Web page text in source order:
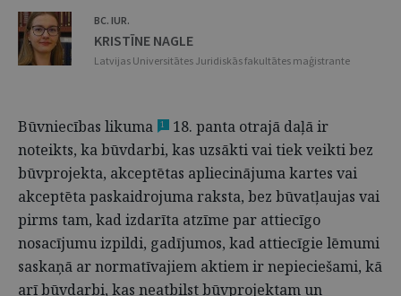
BC. IUR.
KRISTĪNE NAGLE
Latvijas Universitātes Juridiskās fakultātes maģistrante
Būvniecības likuma 1
18. panta otrajā daļā ir
noteikts, ka būvdarbi, kas uzsākti vai tiek veikti bez
būvprojekta, akceptētas apliecinājuma kartes vai
akceptēta paskaidrojuma raksta, bez būvatļaujas vai
pirms tam, kad izdarīta atzīme par attiecīgo
nosacījumu izpildi, gadījumos, kad attiecīgie lēmumi
saskaņā ar normatīvajiem aktiem ir nepieciešami, kā
arī būvdarbi, kas neatbilst būvprojektam un